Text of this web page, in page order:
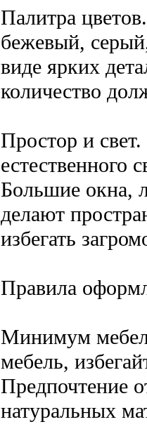
Палитра
бежевый,
виде ярких
количество
Простор и
Большие окна,
делают
избегать
Правила
Минимум
мебель,
Предпочтение
натуральных